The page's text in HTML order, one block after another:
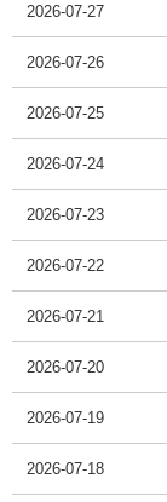
2026-07-27
2026-07-26
2026-07-25
2026-07-24
2026-07-23
2026-07-22
2026-07-21
2026-07-20
2026-07-19
2026-07-18